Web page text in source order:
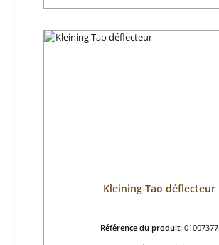
Kleining Tao déflecteur
Référence du produit: 01007377